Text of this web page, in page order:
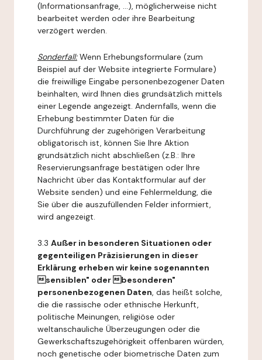
(Informationsanfrage, ...), möglicherweise nicht
bearbeitet werden oder ihre Bearbeitung
verzögert werden.
Sonderfall:Wenn Erhebungsformulare (zum
Beispiel auf der Website integrierte Formulare)
die freiwillige Eingabe personenbezogener Daten
beinhalten, wird Ihnen dies grundsätzlich mittels
einer Legende angezeigt. Andernfalls, wenn die
Erhebung bestimmter Daten für die
Durchführung der zugehörigen Verarbeitung
obligatorisch ist, können Sie Ihre Aktion
grundsätzlich nicht abschließen (z.B.: Ihre
Reservierungsanfrage bestätigen oder Ihre
Nachricht über das Kontaktformular auf der
Website senden) und eine Fehlermeldung, die
Sie über die auszufüllenden Felder informiert,
wird angezeigt.
3.3 Außer in besonderen Situationen oder
gegenteiligen Präzisierungen in dieser
Erklärung erheben wir keine sogenannten
sensiblen" oder besonderen"
personenbezogenen Daten, das heißt solche,
die die rassische oder ethnische Herkunft,
politische Meinungen, religiöse oder
weltanschauliche Überzeugungen oder die
Gewerkschaftszugehörigkeit offenbaren würden,
noch genetische oder biometrische Daten zum